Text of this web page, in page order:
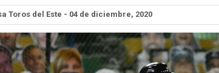
Toros del Este - 04 de diciembre, 2020